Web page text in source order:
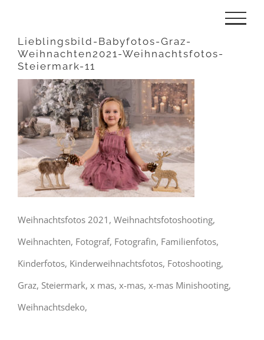
springen
Lieblingsbild-Babyfotos-Graz-
Weihnachten2021-Weihnachtsfotos-
Steiermark-11
Weihnachtsfotos 2021, Weihnachtsfotoshooting,
Weihnachten, Fotograf, Fotografin, Familienfotos,
Kinderfotos, Kinderweihnachtsfotos, Fotoshooting,
Graz, Steiermark, x mas, x-mas, x-mas Minishooting,
Weihnachtsdeko,